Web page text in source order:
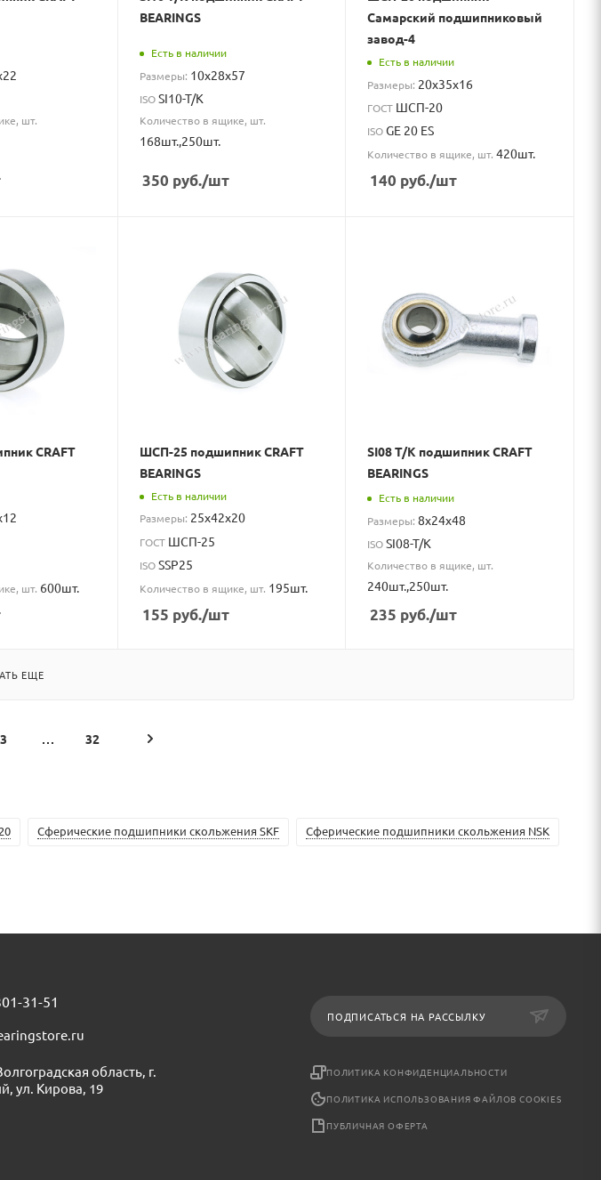
шт.
BEARINGS
Есть в наличии
Размеры: 10x28x57
ISOSI10-T/K
Количество в ящике, шт.
168шт.,250шт.
350 руб./шт
Самарский подшипниковый
завод-4
Есть в наличии
Размеры: 20x35x16
ГОСТ ШСП-20
ISOGE 20 ES
Количество в ящике, шт.420шт.
140 руб./шт
CRAFT
шт. 600шт.
ШСП-25 подшипник CRAFT
BEARINGS
Есть в наличии
Размеры: 25x42x20
ГОСТ ШСП-25
ISOSSP25
Количество в ящике, шт. 195шт.
155 руб./шт
SI08 T/K подшипник CRAFT
BEARINGS
Есть в наличии
Размеры:8x24x48
ISOSI08-T/K
Количество в ящике, шт.
240шт.,250шт.
235 руб./шт
ЕЩЕ
3 32
Сферические подшипники скольжения SKF Сферические подшипники скольжения NSK
31-51
область, г.
ул. Кирова, 19
ПОДПИСАТЬСЯ НА РАССЫЛКУ
ПОЛИТИКА КОНФИДЕНЦИАЛЬНОСТИ
ПОЛИТИКА ИСПОЛЬЗОВАНИЯ ФАЙЛОВ COOKIES
ПУБЛИЧНАЯ ОФЕРТА